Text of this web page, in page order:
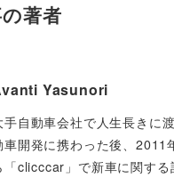
著者
Yasunori
手自動車会社で人生長きに
車開発に携わった後、2011
「clicccar」で新車に関する